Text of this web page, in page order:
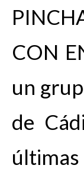
CON
un
de
últimas